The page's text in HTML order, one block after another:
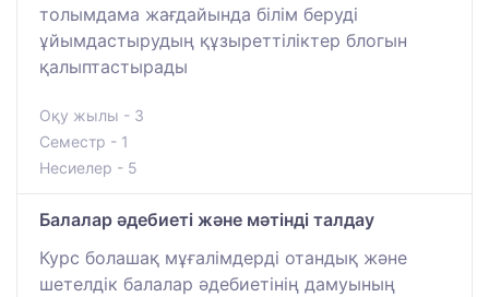
толымдама жағдайында білім беруді
ұйымдастырудың құзыреттіліктер блогын
қалыптастырады
Оқу жылы - 3
Семестр - 1
Несиелер - 5
Балалар әдебиеті және мәтінді талдау
Курс болашақ мұғалімдерді отандық және
шетелдік балалар әдебиетінің дамуының